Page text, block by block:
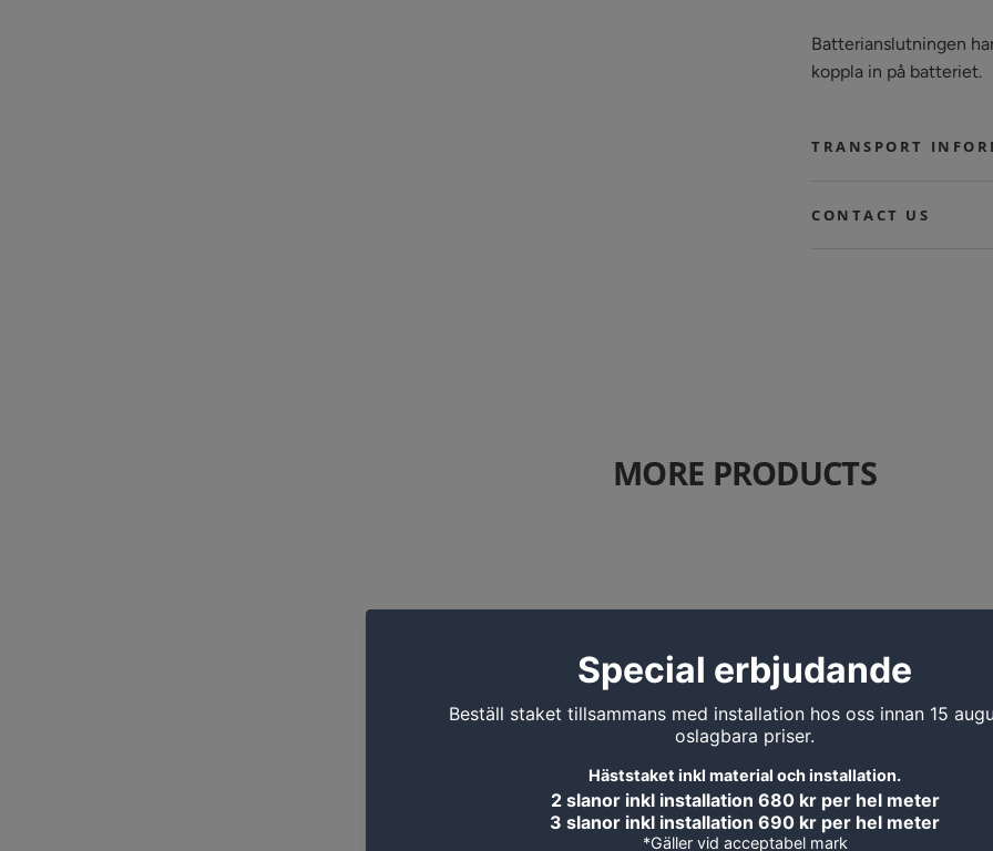
Batterianslutningen
koppla in på batteriet.
TRANSPORT
CONTACT US
MORE PRODUCTS